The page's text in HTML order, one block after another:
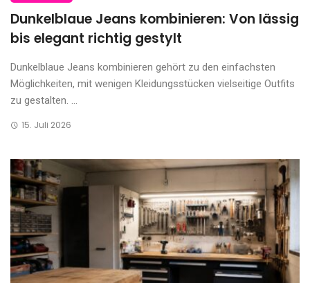
Dunkelblaue Jeans kombinieren: Von lässig
bis elegant richtig gestylt
Dunkelblaue Jeans kombinieren gehört zu den einfachsten
Möglichkeiten, mit wenigen Kleidungsstücken vielseitige Outfits
zu gestalten. ...
15. Juli 2026